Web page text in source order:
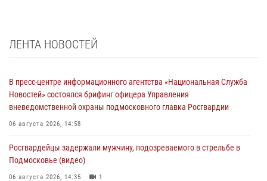
ЛЕНТА НОВОСТЕЙ
В пресс-центре информационного агентства «Национальная Служба
Новостей» состоялся брифинг офицера Управления
вневедомственной охраны подмосковного главка Росгвардии
06 августа 2026, 14:58
Росгвардейцы задержали мужчину, подозреваемого в стрельбе в
Подмосковье (видео)
06 августа 2026, 14:35 1